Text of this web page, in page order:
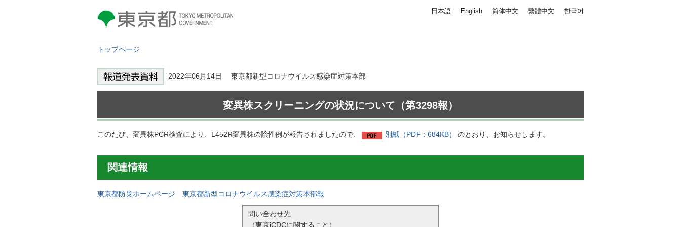
東京都 TOKYO METROPOLITAN
GOVERNMENT
日本語 English 简体中文 繁體中文 한국어
トップページ
2022年06月14日 東京都新型コロナウイルス感染症対策本部
変異株スクリーニングの状況について（第3298報）
このたび、変異株PCR検査により、L452R変異株の陰性例が報告されましたので、 別紙（PDF：684KB） のとおり、お知らせします。
関連情報
東京都防災ホームページ 東京都新型コロナウイルス感染症対策本部報
問い合わせ先
（東京iCDCに関すること）